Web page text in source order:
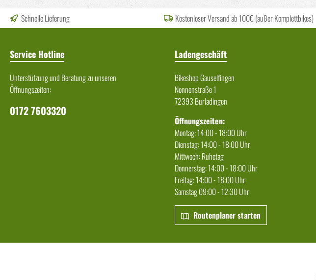
Schnelle Lieferung Kostenloser Versand ab 100€ (außer Komplettbikes)
Service Hotline
Unterstützung und Beratung zu unseren
Öffnungszeiten:
0172 7603320
Ladengeschäft
Bikeshop Gauselfingen
Nonnenstraße 1
72393 Burladingen
Öffnungszeiten:
Montag: 14:00 - 18:00 Uhr
Dienstag: 14:00 - 18:00 Uhr
Mittwoch: Ruhetag
Donnerstag: 14:00 - 18:00 Uhr
Freitag: 14:00 - 18:00 Uhr
Samstag 09:00 - 12:30 Uhr
Routenplaner starten